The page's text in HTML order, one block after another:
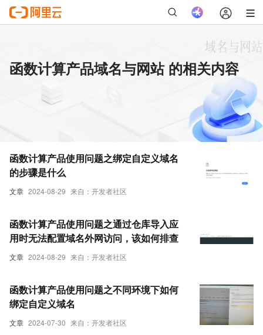
函数计算产品域名与网站 的相关内容
文章 2024-08-29 来自：开发者社区
函数计算产品使用问题之绑定自定义域名
的步骤是什么
文章 2024-08-29 来自：开发者社区
函数计算产品使用问题之通过仓库导入应
用时无法配置域名外网访问，该如何排查
文章 2024-07-30 来自：开发者社区
函数计算产品使用问题之不同环境下如何
绑定自定义域名